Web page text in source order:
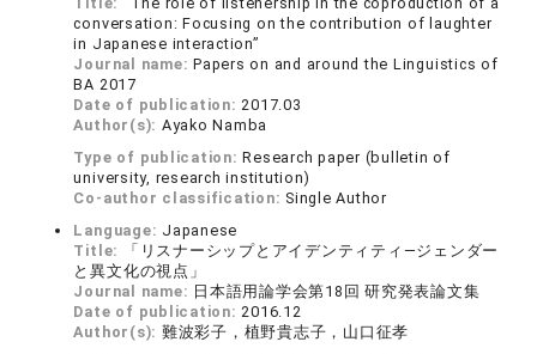
conversation: Focusing on the contribution of laughter
in Japanese interaction”
Journal name:Papers on and around the Linguistics of
BA 2017
Date of publication:2017.03
Author(s): Ayako Namba
Type of publication:Research paper (bulletin of
university, research institution)
Co-author classification: Single Author
Language: Japanese
Title:
「リスナーシップとアイデンティティ―ジェンダー
と異文化の視点」
Journal name: 日本語用論学会第18回 研究発表論文集
Date of publication:2016.12
Author(s): 難波彩子，植野貴志子，山口征孝